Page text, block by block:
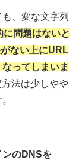
、変な文字列
に問題はないと
ない上にURL
ってしまいま
法は少しやや
ンのDNSを